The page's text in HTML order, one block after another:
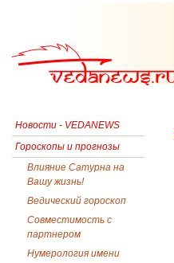
Новости - VEDANEWS
Гороскопы и прогнозы
Влияние Сатурна на
Вашу жизнь!
Ведический гороскоп
Совместимость с
партнером
Нумерология имени